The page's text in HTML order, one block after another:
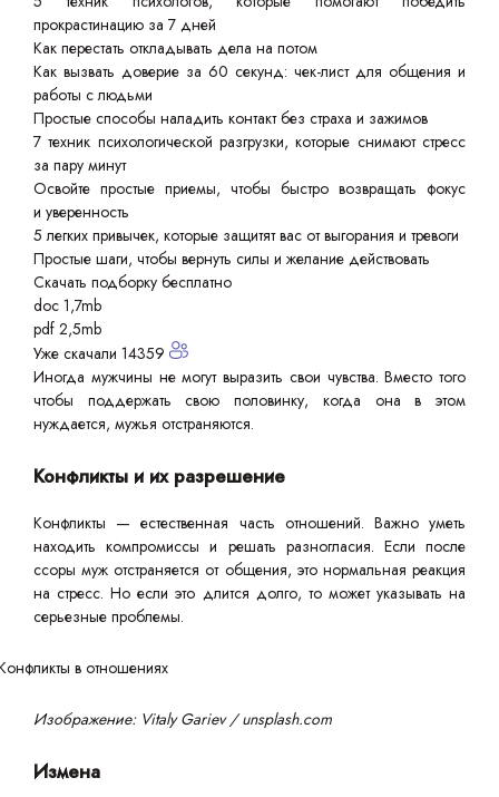
прокрастинацию за 7 дней
Как перестать откладывать дела на потом
Как вызвать доверие за 60 секунд: чек-лист для общения и
работы с людьми
Простые способы наладить контакт без страха и зажимов
7 техник психологической разгрузки, которые снимают стресс
за пару минут
Освойте простые приемы, чтобы быстро возвращать фокус
и уверенность
5 легких привычек, которые защитят вас от выгорания и тревоги
Простые шаги, чтобы вернуть силы и желание действовать
Скачать подборку бесплатно
doc 1,7mb
pdf 2,5mb
Уже скачали 14359
Иногда мужчины не могут выразить свои чувства. Вместо того
чтобы поддержать свою половинку, когда она в этом
нуждается, мужья отстраняются.
Конфликты и их разрешение
Конфликты — естественная часть отношений. Важно уметь
находить компромиссы и решать разногласия. Если после
ссоры муж отстраняется от общения, это нормальная реакция
на стресс. Но если это длится долго, то может указывать на
серьезные проблемы.
Изображение: Vitaly Gariev / unsplash.com
Измена